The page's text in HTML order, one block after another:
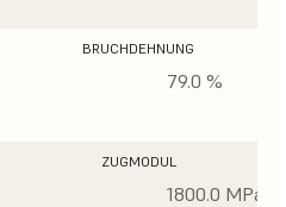
BRUCHDEHNUNG
79.0 %
ZUGMODUL
1800.0 MPa